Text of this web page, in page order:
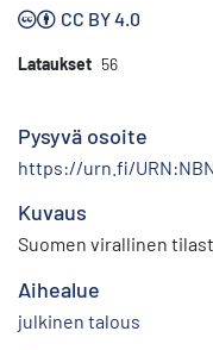
CC BY 4.0
Lataukset 56
Pysyvä osoite
https://urn.fi/
Kuvaus
Suomen virallinen
Aihealue
julkinen talous